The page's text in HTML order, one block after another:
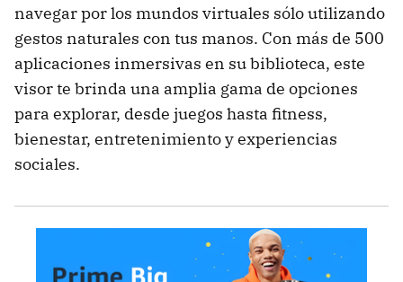
navegar por los mundos virtuales sólo utilizando
gestos naturales con tus manos. Con más de 500
aplicaciones inmersivas en su biblioteca, este
visor te brinda una amplia gama de opciones
para explorar, desde juegos hasta fitness,
bienestar, entretenimiento y experiencias
sociales.